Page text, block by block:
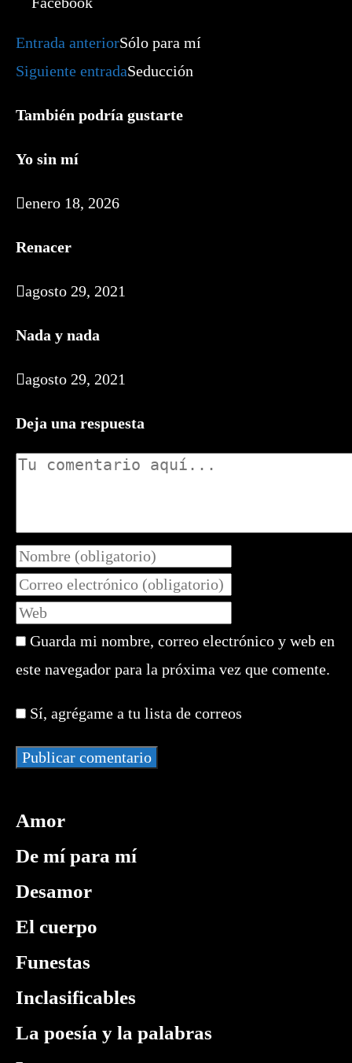
Leer
más
artículos
Entrada anteriorSólo para mí
Siguiente entradaSeducción
También podría gustarte
Yo sin mí
enero 18, 2026
Renacer
agosto 29, 2021
Nada y nada
agosto 29, 2021
Deja una respuesta
Comentario
Introduce
tu
nombre
o
de
usuario
comentar
Introduce
tu
dirección
de
electrónico
comentar
Introduce
la
URL
de
web
(opcional)
Guarda mi nombre, correo electrónico y web en
este navegador para la próxima vez que comente.
Sí, agrégame a tu lista de correos
Amor
De mí para mí
Desamor
El cuerpo
Funestas
Inclasificables
La poesía y la palabras